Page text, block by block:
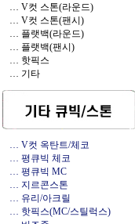
… V컷 스톤(라운드)
… V컷 스톤(팬시)
… 플랫백(라운드)
… 플랫백(팬시)
… 핫픽스
… 기타
… V컷 옥탄트/체코
… 평큐빅 체코
… 평큐빅 MC
… 지르콘스톤
… 유리/아크릴
… 핫픽스(MC/스틸럭스)